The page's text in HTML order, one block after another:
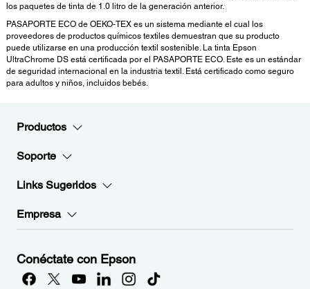
los paquetes de tinta de 1.0 litro de la generación anterior.
PASAPORTE ECO de OEKO-TEX es un sistema mediante el cual los
proveedores de productos químicos textiles demuestran que su producto
puede utilizarse en una producción textil sostenible. La tinta Epson
UltraChrome DS está certificada por el PASAPORTE ECO. Este es un estándar
de seguridad internacional en la industria textil. Está certificado como seguro
para adultos y niños, incluidos bebés.
Productos
Soporte
Links Sugeridos
Empresa
Conéctate con Epson